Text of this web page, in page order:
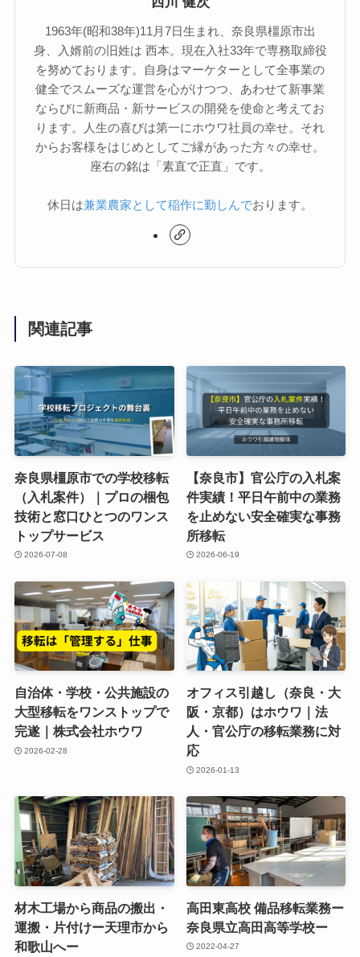
1963年(昭和38年)11月7日生まれ、奈良県橿原市出
身、入婿前の旧姓は 西本。現在入社33年で専務取締役
を努めております。自身はマーケターとして全事業の
健全でスムーズな運営を心がけつつ、あわせて新事業
ならびに新商品・新サービスの開発を使命と考えてお
ります。人生の喜びは第一にホウワ社員の幸せ。それ
からお客様をはじめとしてご縁があった方々の幸せ。
座右の銘は「素直で正直」です。
休日は兼業農家として稲作に勤しんでおります。
関連記事
奈良県橿原市での学校移転
（入札案件）｜プロの梱包
技術と窓口ひとつのワンス
トップサービス
2026-07-08
【奈良市】官公庁の入札案
件実績！平日午前中の業務
を止めない安全確実な事務
所移転
2026-06-19
自治体・学校・公共施設の
大型移転をワンストップで
完遂｜株式会社ホウワ
2026-02-28
オフィス引越し（奈良・大
阪・京都）はホウワ｜法
人・官公庁の移転業務に対
応
2026-01-13
材木工場から商品の搬出・
運搬・片付けー天理市から
和歌山へー
高田東高校 備品移転業務ー
奈良県立高田高等学校ー
2022-04-27